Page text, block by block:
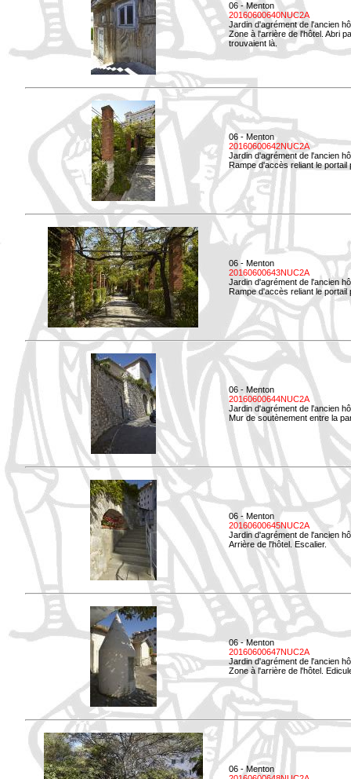
06 - Menton
20160600640NUC2A
Jardin d'agrément de l'ancien
Zone à l'arrière de l'hôtel. Abri
trouvaient là.
06 - Menton
20160600642NUC2A
Jardin d'agrément de l'ancien
Rampe d'accès reliant le portail
06 - Menton
20160600643NUC2A
Jardin d'agrément de l'ancien
Rampe d'accès reliant le
06 - Menton
20160600644NUC2A
Jardin d'agrément de l'ancien
Mur de soutènement entre la
06 - Menton
20160600645NUC2A
Jardin d'agrément de l'ancien
Arrière de l'hôtel. Escalier.
06 - Menton
20160600647NUC2A
Jardin d'agrément de l'ancien
Zone à l'arrière de l'hôtel.
06 - Menton